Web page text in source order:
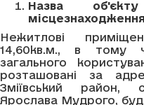
Назва
Нежитлові
14,60кв.м., в тому
загального
розташовані за
Зміївський район,
Ярослава Мудрого,